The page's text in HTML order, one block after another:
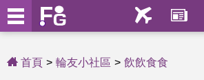
首頁 輪友小社區 飲飲食食